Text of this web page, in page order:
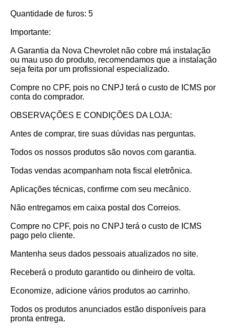
Quantidade de furos: 5
Importante:
A Garantia da Nova Chevrolet não cobre má instalação
ou mau uso do produto, recomendamos que a instalação
seja feita por um profissional especializado.
Compre no CPF, pois no CNPJ terá o custo de ICMS por
conta do comprador.
OBSERVAÇÕES E CONDIÇÕES DA LOJA:
Antes de comprar, tire suas dúvidas nas perguntas.
Todos os nossos produtos são novos com garantia.
Todas vendas acompanham nota fiscal eletrônica.
Aplicações técnicas, confirme com seu mecânico.
Não entregamos em caixa postal dos Correios.
Compre no CPF, pois no CNPJ terá o custo de ICMS
pago pelo cliente.
Mantenha seus dados pessoais atualizados no site.
Receberá o produto garantido ou dinheiro de volta.
Economize, adicione vários produtos ao carrinho.
Todos os produtos anunciados estão disponíveis para
pronta entrega.